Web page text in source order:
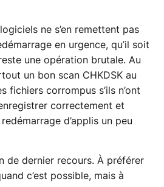
ne s’en remettent pas
en urgence, qu’il soit
une opération brutale. Au
un bon scan CHKDSK au
fichiers corrompus s’ils n’ont
correctement et
d’applis un peu
de dernier recours. À préférer
c’est possible, mais à